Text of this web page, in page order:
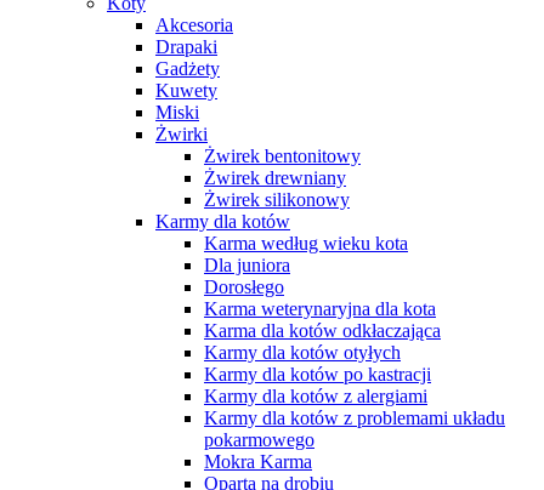
Akcesoria
Drapaki
Gadżety
Kuwety
Miski
Żwirki
Żwirek bentonitowy
Żwirek drewniany
Żwirek silikonowy
Karmy dla kotów
Karma według wieku kota
Dla juniora
Dorosłego
Karma weterynaryjna dla kota
Karma dla kotów odkłaczająca
Karmy dla kotów otyłych
Karmy dla kotów po kastracji
Karmy dla kotów z alergiami
Karmy dla kotów z problemami układu
pokarmowego
Mokra Karma
Oparta na drobiu